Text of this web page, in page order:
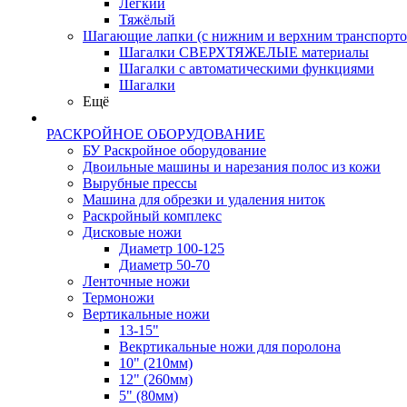
Лёгкий
Тяжёлый
Шагающие лапки (с нижним и верхним
Шагалки СВЕРХТЯЖЕЛЫЕ материалы
Шагалки с автоматическими функциями
Шагалки
Ещё
РАСКРОЙНОЕ ОБОРУДОВАНИЕ
БУ Раскройное оборудование
Двоильные машины и нарезания полос из кожи
Вырубные прессы
Машина для обрезки и удаления ниток
Раскройный комплекс
Дисковые ножи
Диаметр 100-125
Диаметр 50-70
Ленточные ножи
Термоножи
Вертикальные ножи
13-15"
Векртикальные ножи для поролона
10" (210мм)
12" (260мм)
5" (80мм)